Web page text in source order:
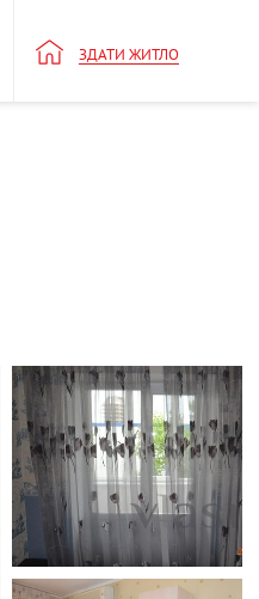
ЗДАТИ ЖИТЛО